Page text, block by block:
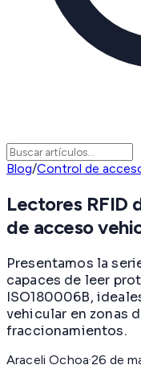
Blog/Control de
Lectores RFID
de acceso
Presentamos la
capaces de leer
ISO180006B,
vehicular en zonas
fraccionamientos.
Araceli Ochoa·26 de